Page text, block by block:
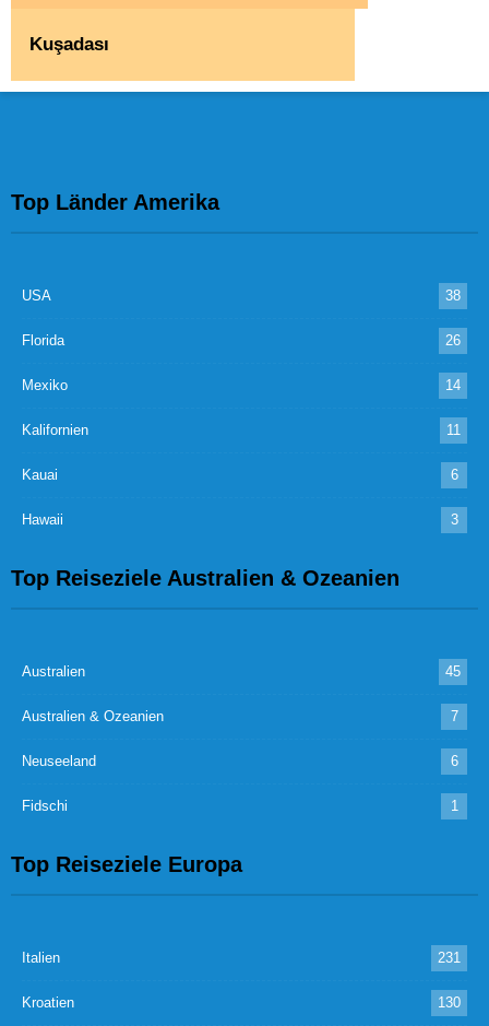
Kuşadası
Top Länder Amerika
USA 38
Florida 26
Mexiko 14
Kalifornien 11
Kauai 6
Hawaii 3
Top Reiseziele Australien & Ozeanien
Australien 45
Australien & Ozeanien 7
Neuseeland 6
Fidschi 1
Top Reiseziele Europa
Italien 231
Kroatien 130